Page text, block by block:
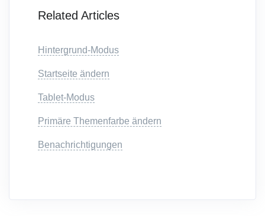
Related Articles
Hintergrund-Modus
Startseite ändern
Tablet-Modus
Primäre Themenfarbe ändern
Benachrichtigungen